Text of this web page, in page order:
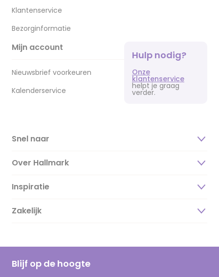
Klantenservice
Bezorginformatie
Mijn account
Nieuwsbrief voorkeuren
Kalenderservice
Hulp nodig?
Onze
klantenservice
helpt je graag
verder.
Snel naar
Over Hallmark
Over ons
Duurzaamheid
Hallmark Kaartclub
Inspiratie
Magazine
Cadeau inspiratie
Op kamp gedichten en versjes
Zakelijk
Blijf op de hoogte